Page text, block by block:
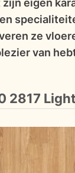
eigen
ze
van
2817